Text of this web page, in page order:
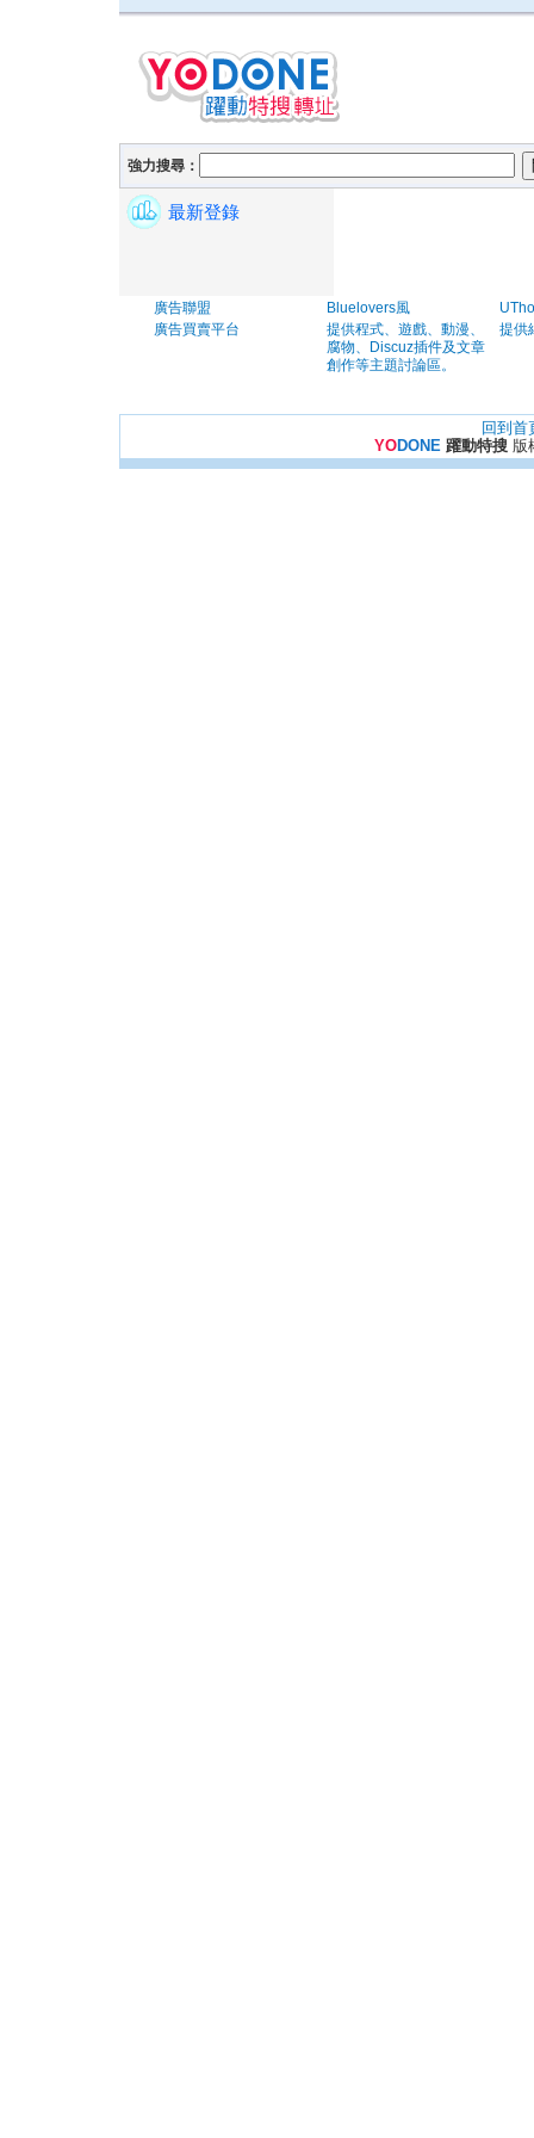
強力搜尋：
最新登錄
廣告聯盟
廣告買賣平台
Bluelovers風
提供程式、遊戲、動漫、
腐物、Discuz插件及文章
創作等主題討論區。
提供
回到首
YODONE 躍動特搜版